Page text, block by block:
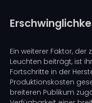
Ein weiterer Faktor, der
Leuchten beiträgt, ist
Fortschritte in der
Produktionskosten
breiteren Publikum